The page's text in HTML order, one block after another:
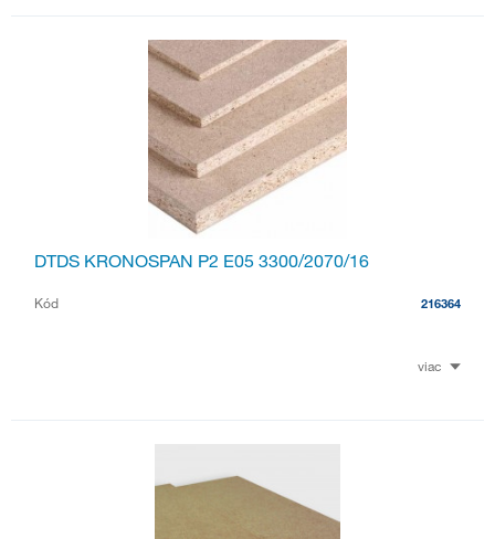
DTDS KRONOSPAN P2 E05 3300/2070/16
Kód 216364
viac